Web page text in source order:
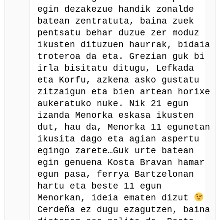
egin dezakezue handik zonalde
batean zentratuta, baina zuek
pentsatu behar duzue zer moduz
ikusten dituzuen haurrak, bidaia
troteroa da eta. Grezian guk bi
irla bisitatu ditugu, Lefkada
eta Korfu, azkena asko gustatu
zitzaigun eta bien artean horixe
aukeratuko nuke. Nik 21 egun
izanda Menorka eskasa ikusten
dut, hau da, Menorka 11 egunetan
ikusita dago eta agian aspertu
egingo zarete…Guk urte batean
egin genuena Kosta Bravan hamar
egun pasa, ferrya Bartzelonan
hartu eta beste 11 egun
Menorkan, ideia ematen dizut
Cerdeña ez dugu ezagutzen, baina